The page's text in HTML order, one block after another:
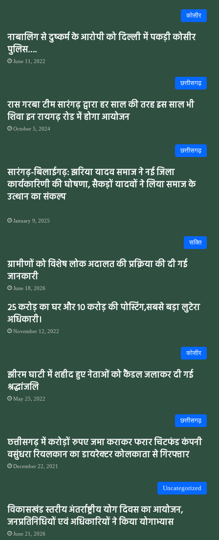
कोसीर
नाबालिग से दुष्कर्म के आरोपी को दिल्ली में पकड़ी कोसीर
पुलिस….
June 11, 2022
छत्तीसगढ़
रास गरबा टीम सारंगढ़ द्वारा हर साल की तरह इस साल भी
शिवा इन रायगढ़ रोड में होगा आयोजन
October 5, 2024
छत्तीसगढ़
सारंगढ़-बिलाईगढ़: झरिया यादव समाज ने नई जिला
कार्यकारिणी की घोषणा, सैकड़ों यादवों ने लिया समाज के
उत्थान का संकल्प
January 9, 2025
सक्ति
ग्रामीणों को विशेष लोक अदालत की प्रक्रिया की दी गई
जानकारी
June 18, 2026
25 करोड़ का घर और 10 करोड़ की पोस्टिंग,सबसे बड़ा लुटेरा
अधिकारी।
November 12, 2022
कोसीर
झीरम घाटी में शहीद हुए नेताओं को कैंडल जलाकर दी गई
श्रद्धांजलि
May 25, 2022
छत्तीसगढ़
छत्तीसगढ़ में करोड़ों रुपए जमा कराकर फरार चिटफंड कंपनी
वसुंधरा रियलकान का डायरेक्टर कोलकाता से गिरफ्तार
December 22, 2021
Uncategorized
विकासखंड स्तरीय अंतर्राष्ट्रीय योग दिवस का आयोजन,
जनप्रतिनिधियों एवं अधिकारियों ने किया योगाभ्यास
June 21, 2026